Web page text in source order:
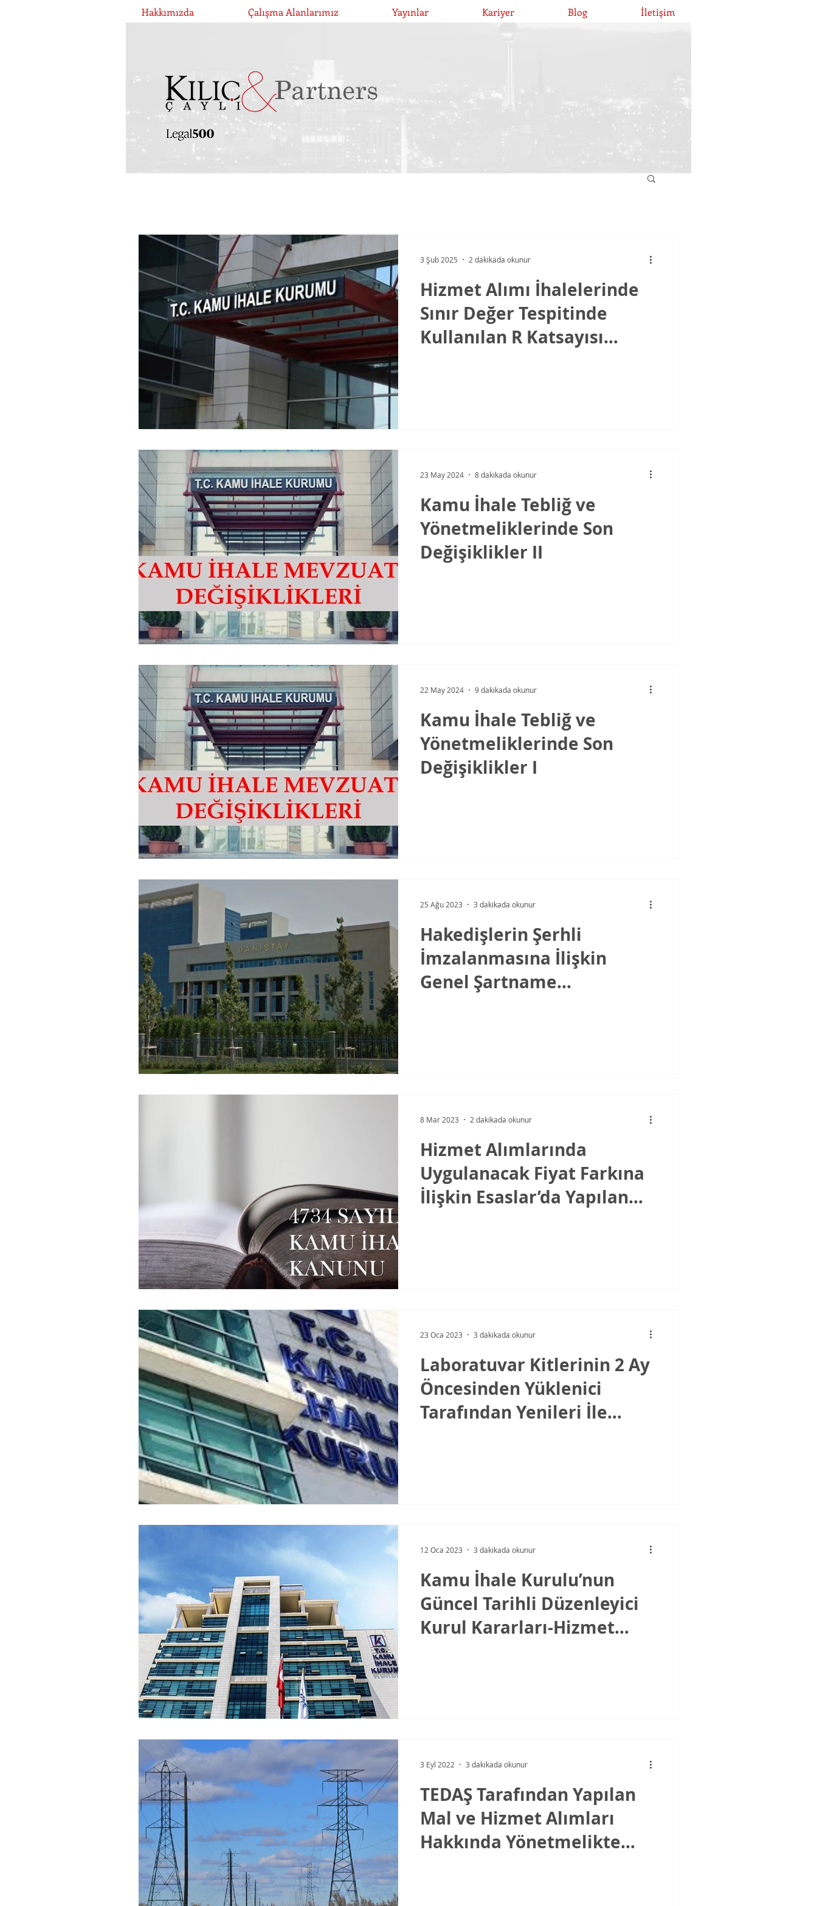
Hakkımızda Çalışma Alanlarımız Yayınlar Kariyer Blog İletişim
Hizmet Alımı İhalelerinde
Sınır Değer Tespitinde
Kullanılan R Katsayısı
3 Şub 2025 2 dakikada okunur
Kamu İhale Tebliğ ve
Yönetmeliklerinde Son
Değişiklikler II
23 May 2024 8 dakikada okunur
Kamu İhale Tebliğ ve
Yönetmeliklerinde Son
Değişiklikler I
22 May 2024 9 dakikada okunur
Hakedişlerin Şerhli
İmzalanmasına İlişkin
Genel Şartname
25 Ağu 2023 3 dakikada okunur
Hizmet Alımlarında
Uygulanacak Fiyat Farkına
İlişkin Esaslar’da Yapılan
8 Mar 2023 2 dakikada okunur
Laboratuvar Kitlerinin 2 Ay
Öncesinden Yüklenici
Tarafından Yenileri İle
23 Oca 2023 3 dakikada okunur
Kamu İhale Kurulu’nun
Güncel Tarihli Düzenleyici
Kurul Kararları-Hizmet
12 Oca 2023 3 dakikada okunur
TEDAŞ Tarafından Yapılan
Mal ve Hizmet Alımları
Hakkında Yönetmelikte
3 Eyl 2022 3 dakikada okunur